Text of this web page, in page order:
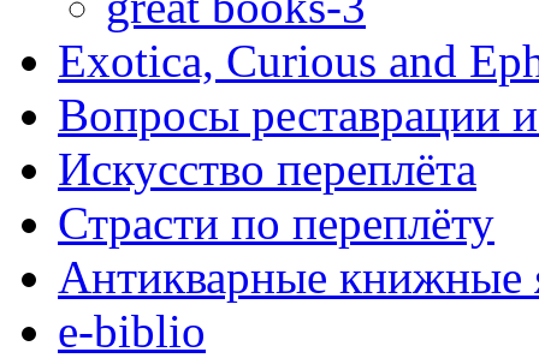
Exotica, Curious and
Вопросы реставрации
Искусство переплёта
Страсти по переплёту
Антикварные книжные
e-biblio